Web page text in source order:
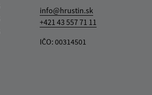
info@hrustin.sk
+421 43 557 71 11
IČO: 00314501